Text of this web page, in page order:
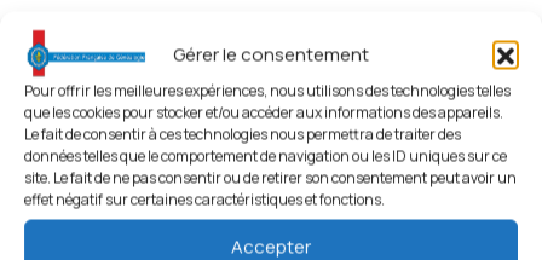
Gérer le consentement
Pour offrir les meilleures expériences, nous utilisons des technologies telles
que les cookies pour stocker et/ou accéder aux informations des appareils.
Le fait de consentir à ces technologies nous permettra de traiter des
données telles que le comportement de navigation ou les ID uniques sur ce
site. Le fait de ne pas consentir ou de retirer son consentement peut avoir un
effet négatif sur certaines caractéristiques et fonctions.
Accepter